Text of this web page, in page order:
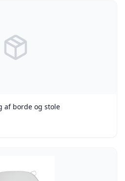
borde og stole